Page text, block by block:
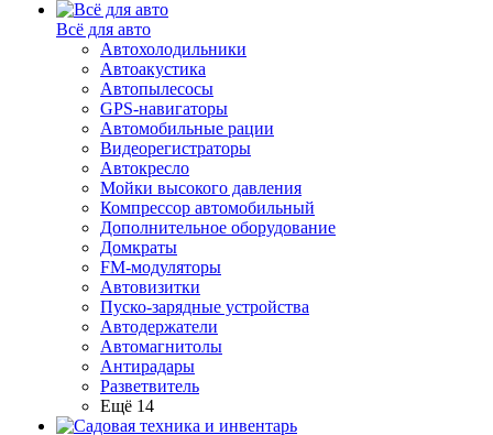
Всё для авто
Автохолодильники
Автоакустика
Автопылесосы
GPS-навигаторы
Автомобильные рации
Видеорегистраторы
Автокресло
Мойки высокого давления
Компрессор автомобильный
Дополнительное оборудование
Домкраты
FM-модуляторы
Автовизитки
Пуско-зарядные устройства
Автодержатели
Автомагнитолы
Антирадары
Разветвитель
Ещё 14